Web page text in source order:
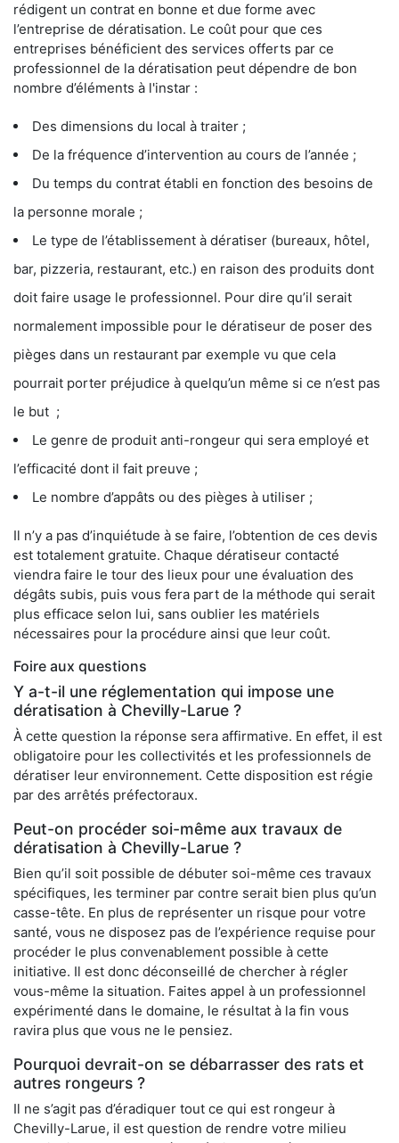
rédigent un contrat en bonne et due forme avec
l’entreprise de dératisation. Le coût pour que ces
entreprises bénéficient des services offerts par ce
professionnel de la dératisation peut dépendre de bon
nombre d’éléments à l'instar :
Des dimensions du local à traiter ;
De la fréquence d’intervention au cours de l’année ;
Du temps du contrat établi en fonction des besoins de
la personne morale ;
Le type de l’établissement à dératiser (bureaux, hôtel,
bar, pizzeria, restaurant, etc.) en raison des produits dont
doit faire usage le professionnel. Pour dire qu’il serait
normalement impossible pour le dératiseur de poser des
pièges dans un restaurant par exemple vu que cela
pourrait porter préjudice à quelqu’un même si ce n’est pas
le but ;
Le genre de produit anti-rongeur qui sera employé et
l’efficacité dont il fait preuve ;
Le nombre d’appâts ou des pièges à utiliser ;
Il n’y a pas d’inquiétude à se faire, l’obtention de ces devis
est totalement gratuite. Chaque dératiseur contacté
viendra faire le tour des lieux pour une évaluation des
dégâts subis, puis vous fera part de la méthode qui serait
plus efficace selon lui, sans oublier les matériels
nécessaires pour la procédure ainsi que leur coût.
Foire aux questions
Y a-t-il une réglementation qui impose une
dératisation à Chevilly-Larue ?
À cette question la réponse sera affirmative. En effet, il est
obligatoire pour les collectivités et les professionnels de
dératiser leur environnement. Cette disposition est régie
par des arrêtés préfectoraux.
Peut-on procéder soi-même aux travaux de
dératisation à Chevilly-Larue ?
Bien qu’il soit possible de débuter soi-même ces travaux
spécifiques, les terminer par contre serait bien plus qu’un
casse-tête. En plus de représenter un risque pour votre
santé, vous ne disposez pas de l’expérience requise pour
procéder le plus convenablement possible à cette
initiative. Il est donc déconseillé de chercher à régler
vous-même la situation. Faites appel à un professionnel
expérimenté dans le domaine, le résultat à la fin vous
ravira plus que vous ne le pensiez.
Pourquoi devrait-on se débarrasser des rats et
autres rongeurs ?
Il ne s’agit pas d’éradiquer tout ce qui est rongeur à
Chevilly-Larue, il est question de rendre votre milieu